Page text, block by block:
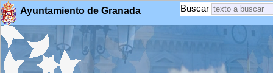
Ayuntamiento de Granada Buscar